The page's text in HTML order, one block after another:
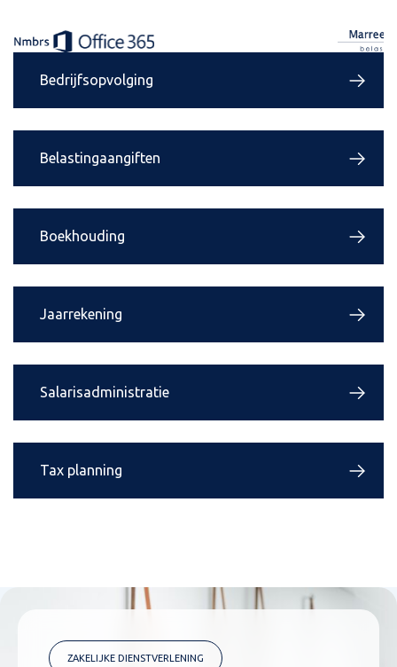
Bedrijfsopvolging
Belastingaangiften
Boekhouding
Jaarrekening
Salarisadministratie
Tax planning
ZAKELIJKE DIENSTVERLENING